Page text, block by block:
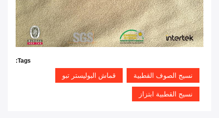
Tags:
نسيج الصوف القطبية قماش البوليستر تبو
نسيج القطبية ابتزاز